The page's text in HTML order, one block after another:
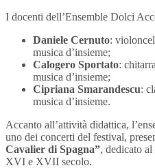
I docenti dell’Ensemble Dolci
Daniele Cernuto:
musica d’insieme;
Calogero Sportato:
musica d’insieme;
Cipriana Smarandescu:
musica d’insieme.
Accanto all’attività didattica,
uno dei concerti del festival,
Cavalier di Spagna”, dedicato
XVI e XVII secolo.